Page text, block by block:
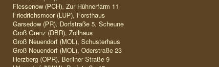
Flessenow (PCH), Zur Hühnerfarm 11
Friedrichsmoor (LUP), Forsthaus
Garsedow (PR), Dorfstraße 5, Scheune
Groß Grenz (DBR), Zollhaus
Groß Neuendorf (MOL), Schusterhaus
Groß Neuendorf (MOL), Oderstraße 23
Herzberg (OPR), Berliner Straße 9